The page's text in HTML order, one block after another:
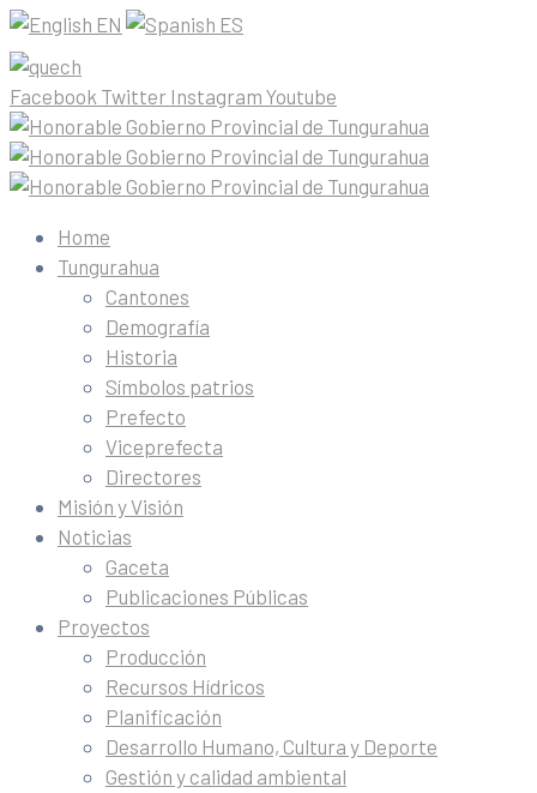
EN ES
Facebook Twitter Instagram Youtube
Home
Tungurahua
Cantones
Demografía
Historia
Símbolos patrios
Prefecto
Viceprefecta
Directores
Misión y Visión
Noticias
Gaceta
Publicaciones Públicas
Proyectos
Producción
Recursos Hídricos
Planificación
Desarrollo Humano, Cultura y Deporte
Gestión y calidad ambiental